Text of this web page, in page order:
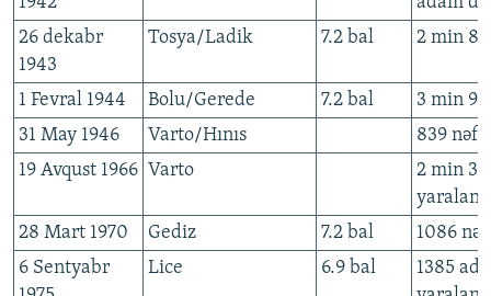
26 dekabr
1943
Tosya/Ladik 7.2 bal 2 min
1 Fevral 1944 Bolu/Gerede 7.2 bal
3 min
31 May 1946
Varto/Hınıs
839
19 Avqust 1966 Varto
2 min
28 Mart 1970
Gediz 7.2 bal
1086
6 Sentyabr
Lice 6.9 bal
1385